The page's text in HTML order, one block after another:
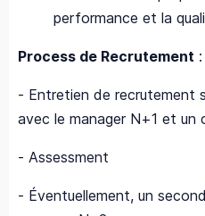
performance et la
Process de Recrutement :
- Entretien de recrutement
avec le manager N+1 et un
- Assessment
- Éventuellement, un